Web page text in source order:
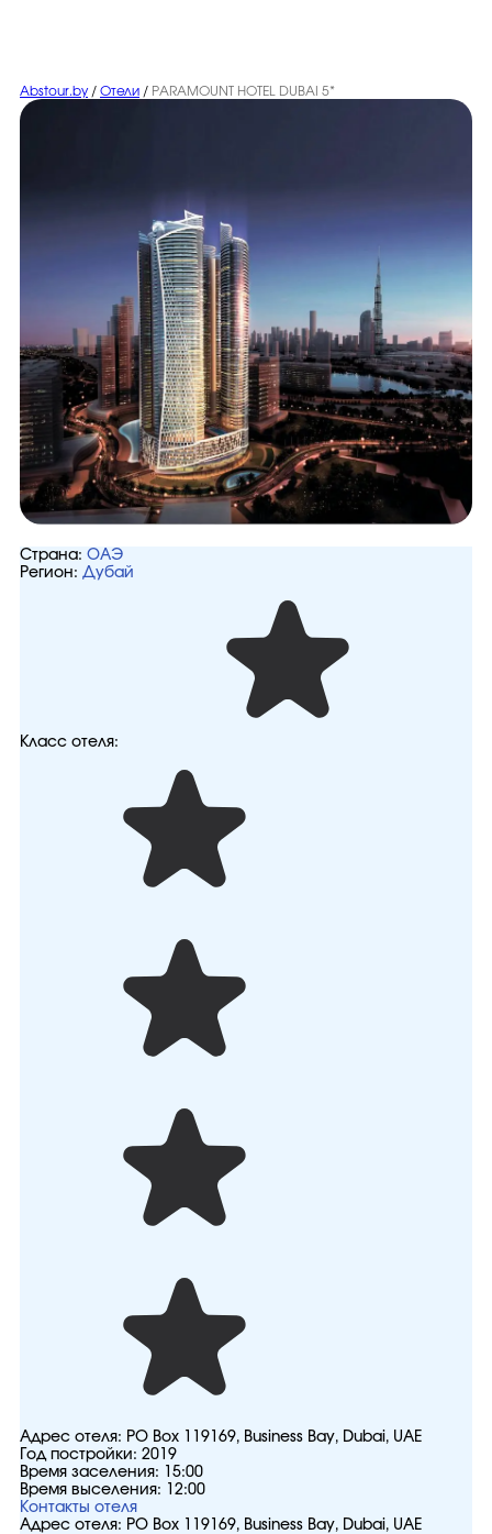
Abstour.by / Отели / PARAMOUNT HOTEL DUBAI 5*
Страна: ОАЭ
Регион: Дубай
Класс отеля:
Адрес отеля: PO Box 119169, Business Bay, Dubai, UAE
Год постройки: 2019
Время заселения:
15:00
Время выселения:
12:00
Контакты отеля
Адрес отеля: PO Box 119169, Business Bay, Dubai, UAE